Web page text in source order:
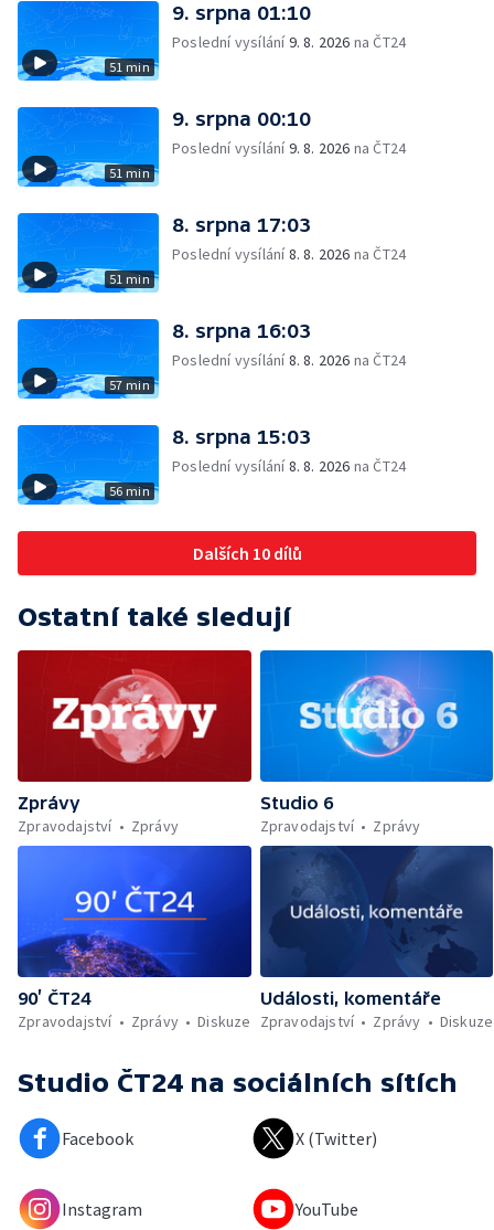
51 min
9. srpna 01:10
Poslední vysílání9. 8. 2026 na ČT24
51 min
9. srpna 00:10
Poslední vysílání9. 8. 2026 na ČT24
51 min
8. srpna 17:03
Poslední vysílání8. 8. 2026 na ČT24
57 min
8. srpna 16:03
Poslední vysílání8. 8. 2026 na ČT24
56 min
8. srpna 15:03
Poslední vysílání8. 8. 2026 na ČT24
Dalších 10 dílů
Ostatní také sledují
Zprávy
Zpravodajství
Zprávy
Studio 6
Zpravodajství
Zprávy
90’ ČT24
Zpravodajství
Zprávy Diskuze
Události, komentáře
Zpravodajství
Zprávy Diskuze
Studio ČT24 na sociálních sítích
Facebook X (Twitter)
Instagram YouTube